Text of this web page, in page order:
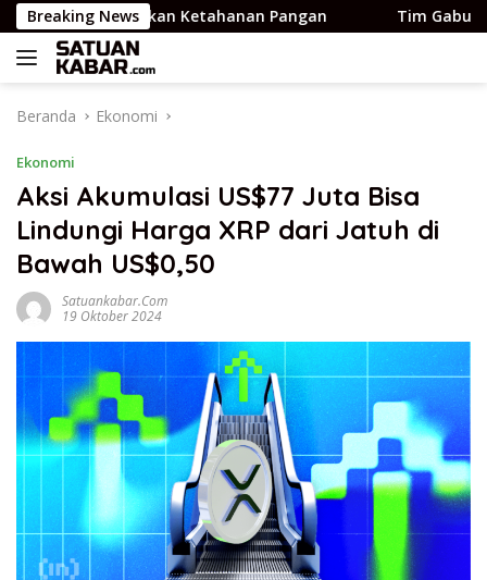
Langsung
ke
konten
Breaking NewsKetahanan Pangan Tim Gabungan
Beranda Ekonomi
Ekonomi
Aksi Akumulasi US$77 Juta Bisa
Lindungi Harga XRP dari Jatuh di
Bawah US$0,50
Satuankabar.com
19 Oktober 2024